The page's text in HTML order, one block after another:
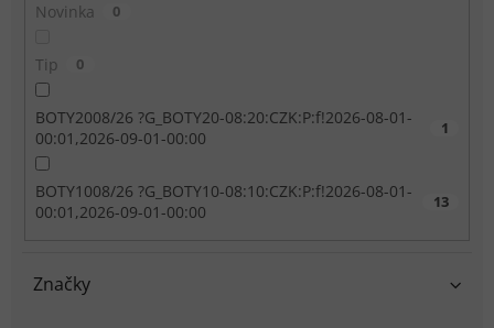
Novinka 0
Tip 0
BOTY2008/26 ?G_BOTY20-08:20:CZK:P:f!2026-08-01-
00:01,2026-09-01-00:00
1
BOTY1008/26 ?G_BOTY10-08:10:CZK:P:f!2026-08-01-
00:01,2026-09-01-00:00
13
Značky